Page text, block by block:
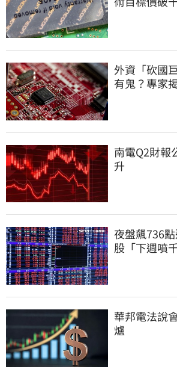
外資「砍國
有鬼？專家
南電Q2財
升
夜盤飆736
股「下週噴
華邦電法說
爐